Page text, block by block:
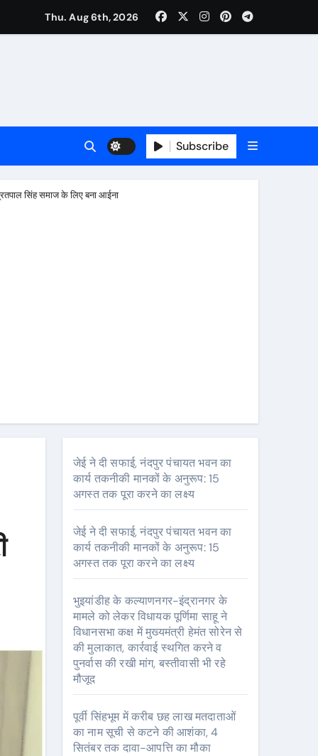
Thu. Aug 6th, 2026
Subscribe
सिंह समाज के लिए बना आईना
जेई ने दी सफाई, नंदपुर पंचायत भवन का
कार्य तकनीकी मानकों के अनुरूप: 15
अगस्त तक पूरा करने का लक्ष्य
जेई ने दी सफाई, नंदपुर पंचायत भवन का
कार्य तकनीकी मानकों के अनुरूप: 15
अगस्त तक पूरा करने का लक्ष्य
भुइयांडीह के कल्याणनगर-इंद्रानगर के
मामले को लेकर विधायक पूर्णिमा साहू ने
विधानसभा कक्ष में मुख्यमंत्री हेमंत सोरेन से
की मुलाकात, कार्रवाई स्थगित करने व
पुनर्वास की रखी मांग, बस्तीवासी भी रहे
मौजूद
पूर्वी सिंहभूम में करीब छह लाख मतदाताओं
का नाम सूची से कटने की आशंका, 4
सितंबर तक दावा-आपत्ति का मौका